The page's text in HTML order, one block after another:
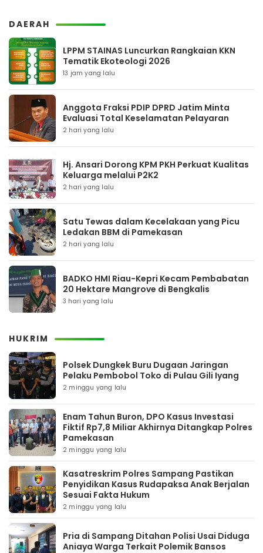
DAERAH
LPPM STAINAS Luncurkan Rangkaian KKN
Tematik Ekoteologi 2026
13 jam yang lalu
Anggota Fraksi PDIP DPRD Jatim Minta
Evaluasi Total Keselamatan Pelayaran
2 hari yang lalu
Hj. Ansari Dorong KPM PKH Perkuat Kualitas
Keluarga melalui P2K2
2 hari yang lalu
Satu Tewas dalam Kecelakaan yang Picu
Ledakan BBM di Pamekasan
2 hari yang lalu
BADKO HMI Riau-Kepri Kecam Pembabatan
20 Hektare Mangrove di Bengkalis
3 hari yang lalu
HUKRIM
Polsek Dungkek Buru Dugaan Jaringan
Pelaku Pembobol Toko di Pulau Gili Iyang
2 minggu yang lalu
Enam Tahun Buron, DPO Kasus Investasi
Fiktif Rp7,8 Miliar Akhirnya Ditangkap Polres
Pamekasan
2 minggu yang lalu
Kasatreskrim Polres Sampang Pastikan
Penyidikan Kasus Rudapaksa Anak Berjalan
Sesuai Fakta Hukum
2 minggu yang lalu
Pria di Sampang Ditahan Polisi Usai Diduga
Aniaya Warga Terkait Polemik Bansos